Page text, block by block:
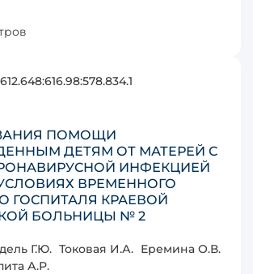
ПОМОЩИ
ДЕТЯМ ОТ МАТЕРЕЙ С
ИНФЕКЦИЕЙ
УСЛОВИЯХ ВРЕМЕННОГО
ГОСПИТАЛЯ КРАЕВОЙ
БОЛЬНИЦЫ № 2
Г.Ю. Токовая И.А. Еремина О.В.
А.Р.